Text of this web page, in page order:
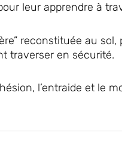
leur apprendre à
reconstituée au
traverser en sécurité.
l’entraide et le